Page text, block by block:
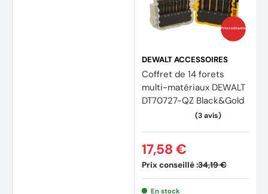
Prix coûtants
DEWALT ACCESSOIRES
Coffret de 14 forets
multi-matériaux DEWALT
DT70727-QZ Black&Gold
Prix conseillé :34,19 €
17,58 €
En stock